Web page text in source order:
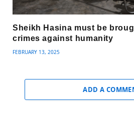
Sheikh Hasina must be
crimes against humanity
FEBRUARY 13, 2025
ADD A